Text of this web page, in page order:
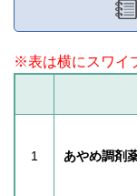
1 あやめ調剤